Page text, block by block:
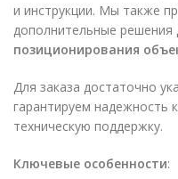
и инструкции. Мы также
дополнительные решения
позиционирования
Для заказа достаточно
гарантируем надежность
техническую поддержку.
Ключевые особенности: